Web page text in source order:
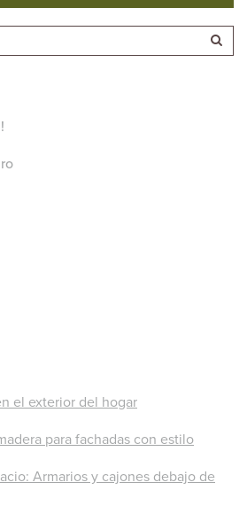
el exterior del hogar
para fachadas con estilo
Armarios y cajones debajo de